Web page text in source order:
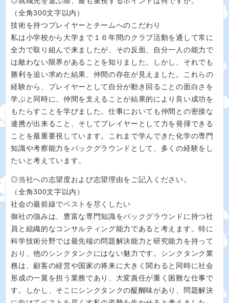
（全角300文字以内）
技術を持つプレイヤーとチームへのこだわり
私は小学校から大学まで１６年間のクラブ活動を通して常に
全力で取り組んで来ましたが、その反面、自分一人の能力で
は敵わない限界があることを知りました。しかし、それでも
勝利を追い求めた結果、仲間の存在が見えました。これらの
経験から、プレイヤーとして自分が動き回ることの面白さを
学ぶと同時に、仲間を支えることが結果的により良い成功を
もたらすことを学びました。仕事においても仲間との密接な
連携が出来ること、そしてプレイヤーとして力を発揮できる
ことを最重要視しています。これまで学んできた化学の専門
知識や考察能力をバックグラウンドとして、多くの経験をし
たいと考えています。
◎当社への志望度および志望理由をご記入ください。
（全角300文字以内）
社会の最前線でベストを尽くしたい
御社の強みは、豊富な専門知識をバックグラウンドに持つ社
員と組織的なコンサルティング能力であると考えます。特に
科学技術分野では最先端の問題解決能力と研究能力を持って
おり、他のシンクタンクにはない魅力です。シンクタンク業
務は、顧客の経営や国家の将来に大きく関わると同時に社会
形成の一翼を担う業務であり、大変責任が重く困難な仕事で
す。しかし、そこにシンクタンクの醍醐味があり、問題解決